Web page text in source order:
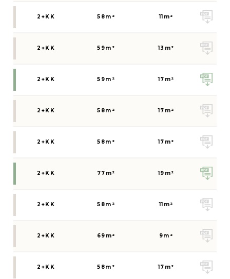
2+KK 58m² 11 m²
2+KK 59m² 13 m²
2+KK 59m² 17 m²
2+KK 58m² 17 m²
2+KK 58m² 17 m²
2+KK 77 m² 19 m²
2+KK 58m² 11 m²
2+KK 69 m² 9m²
2+KK 58m² 17 m²